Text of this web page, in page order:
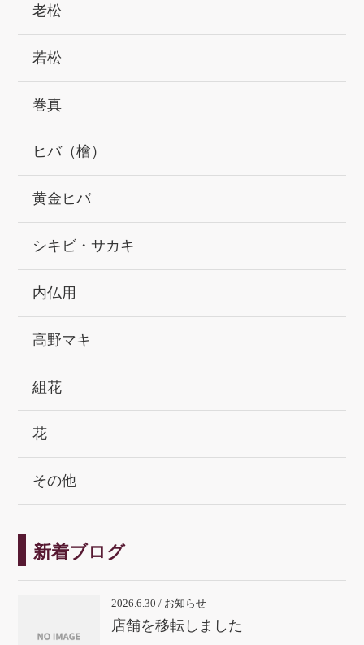
老松
若松
巻真
ヒバ（檜）
黄金ヒバ
シキビ・サカキ
内仏用
高野マキ
組花
花
その他
新着ブログ
2026.6.30 / お知らせ
店舗を移転しました